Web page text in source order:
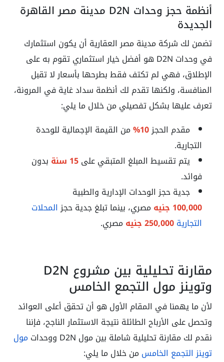
أنظمة حجز وحدات D2N مدينة مصر القاهرة
الجديدة
تضمن لك شركة مدينة مصر العقارية أن يكون استثمارك
في وحدات D2N هو أفضل خيار استثماري تقوم به على
الإطلاق، فهي لم تكتف فقط بطرحها بأسعار لا تقبل
المنافسة، ولكنها تقدم لك أنظمة سداد غاية في المرونة،
تعرف عليها بشكل تفصيلي من خلال ما يلي:
مقدم الحجز10%
من القيمة الإجمالية للوحدة
التجارية.
يتم تقسيط المبلغ المتبقي على15 سنة
بدون
فوائد.
جدية حجز الوحدات الإدارية والطبية
100,000 جنيه مصري، بينما تبلغ جدية حجزالمحلات
التجارية250,000 جنيه مصري.
مقارنة تحليلية بين مشروع D2N
وتوينز مول التجمع الخامس
لأن ما يهمنا في المقام الأول هو أن تحقق أعلى العوائد
وتحصل على الأرباح الطائلة نتيجة الاستثمار الناجح، فإننا
نقدم لك مقارنة تحليلية شاملة بين مول D2N ووحدات
مول
توينز التجمع الخامس من خلال ما يلي: